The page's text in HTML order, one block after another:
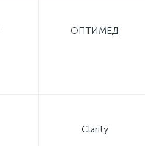
ОПТИМЕД
Clarity